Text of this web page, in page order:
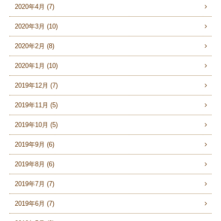
2020年4月 (7)
2020年3月 (10)
2020年2月 (8)
2020年1月 (10)
2019年12月 (7)
2019年11月 (5)
2019年10月 (5)
2019年9月 (6)
2019年8月 (6)
2019年7月 (7)
2019年6月 (7)